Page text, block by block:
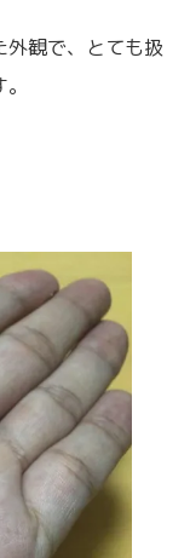
観で、とても扱